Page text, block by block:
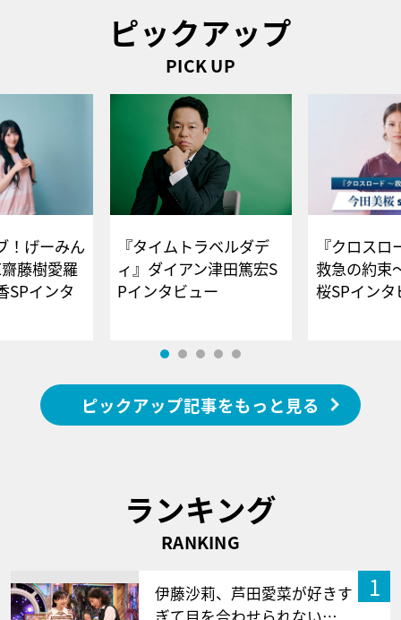
ピックアップ
PICK UP
！げーみん
藤樹愛羅
SPインタ
『タイムトラベルダデ
ィ』ダイアン津田篤宏S
Pインタビュー
『クロス
救急の約束
桜SPイ
ピックアップ記事をもっと見る
ランキング
RANKING
1
伊藤沙莉、芦田愛菜が好きす